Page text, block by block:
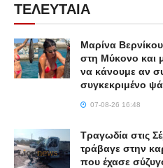
ΤΕΛΕΥΤΑΙΑ
Μαρίνα
στη Μύκονο και
να κάνουμε αν
συγκεκριμένο
07-08-26 16:48
Τραγωδία στις
τράβαγε στην
που έχασε